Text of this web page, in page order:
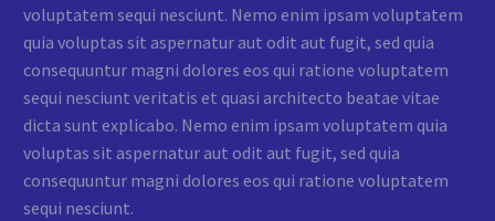
voluptatem sequi nesciunt. Nemo enim ipsam voluptatem
quia voluptas sit aspernatur aut odit aut fugit, sed quia
consequuntur magni dolores eos qui ratione voluptatem
sequi nesciunt veritatis et quasi architecto beatae vitae
dicta sunt explicabo. Nemo enim ipsam voluptatem quia
voluptas sit aspernatur aut odit aut fugit, sed quia
consequuntur magni dolores eos qui ratione voluptatem
sequi nesciunt.